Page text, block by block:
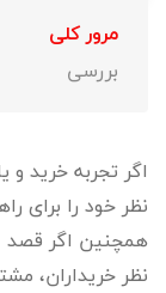
مرور کلی
بررسی
اگر تجربه خرید و
نظر خود را برای
همچنین اگر قصد
نظر خریداران،